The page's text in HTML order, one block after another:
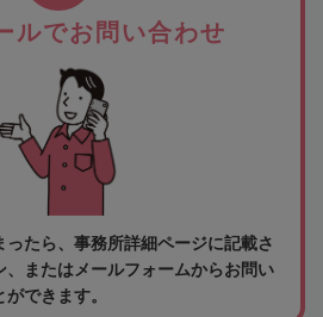
ルでお問い合わせ
たら、事務所詳細ページに記載さ
またはメールフォームからお問い
できます。